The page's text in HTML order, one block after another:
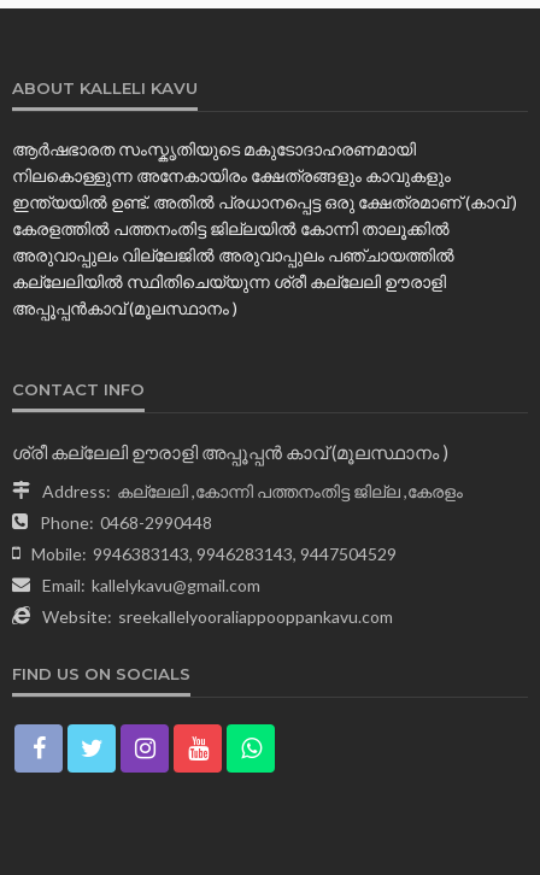
ABOUT KALLELI KAVU
ആർഷഭാരത സംസ്കൃതിയുടെ മകുടോദാഹരണമായി
നിലകൊള്ളുന്ന അനേകായിരം ക്ഷേത്രങ്ങളും കാവുകളും
ഇന്ത്യയിൽ ഉണ്ട്. അതിൽ പ്രധാനപ്പെട്ട ഒരു ക്ഷേത്രമാണ് (കാവ് )
കേരളത്തിൽ പത്തനംതിട്ട ജില്ലയിൽ കോന്നി താലൂക്കിൽ
അരുവാപ്പുലം വില്ലേജിൽ അരുവാപ്പുലം പഞ്ചായത്തിൽ
കല്ലേലിയില്‍ സ്ഥിതിചെയ്യുന്ന ശ്രീ കല്ലേലി ഊരാളി
അപ്പൂപ്പൻകാവ് (മൂലസ്ഥാനം )
CONTACT INFO
ശ്രീ കല്ലേലി ഊരാളി അപ്പൂപ്പന്‍ കാവ് (മൂലസ്ഥാനം )
Address: കല്ലേലി ,കോന്നി പത്തനംതിട്ട ജില്ല ,കേരളം
Phone: 0468-2990448
Mobile: 9946383143, 9946283143, 9447504529
Email: kallelykavu@gmail.com
Website: sreekallelyooraliappooppankavu.com
FIND US ON SOCIALS